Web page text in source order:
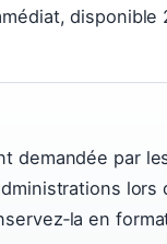
disponible
demandée par
lors
en